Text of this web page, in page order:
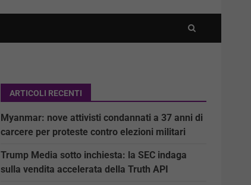
ARTICOLI RECENTI
Myanmar: nove attivisti condannati a 37 anni di
carcere per proteste contro elezioni militari
Trump Media sotto inchiesta: la SEC indaga
sulla vendita accelerata della Truth API